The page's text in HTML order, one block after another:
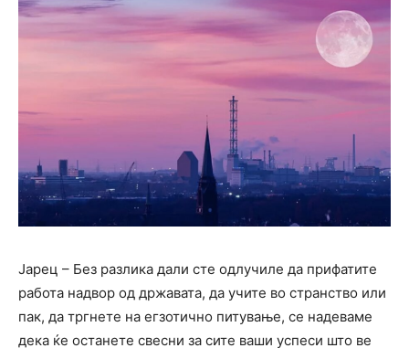
Јарец – Без разлика дали сте одлучиле да прифатите
работа надвор од државата, да учите во странство или
пак, да тргнете на егзотично питување, се надеваме
дека ќе останете свесни за сите ваши успеси што ве